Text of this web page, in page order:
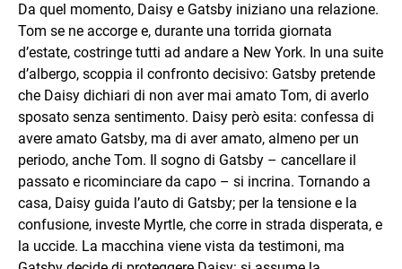
Da quel momento, Daisy e Gatsby iniziano una relazione.
Tom se ne accorge e, durante una torrida giornata
d’estate, costringe tutti ad andare a New York. In una suite
d’albergo, scoppia il confronto decisivo: Gatsby pretende
che Daisy dichiari di non aver mai amato Tom, di averlo
sposato senza sentimento. Daisy però esita: confessa di
avere amato Gatsby, ma di aver amato, almeno per un
periodo, anche Tom. Il sogno di Gatsby – cancellare il
passato e ricominciare da capo – si incrina. Tornando a
casa, Daisy guida l’auto di Gatsby; per la tensione e la
confusione, investe Myrtle, che corre in strada disperata, e
la uccide. La macchina viene vista da testimoni, ma